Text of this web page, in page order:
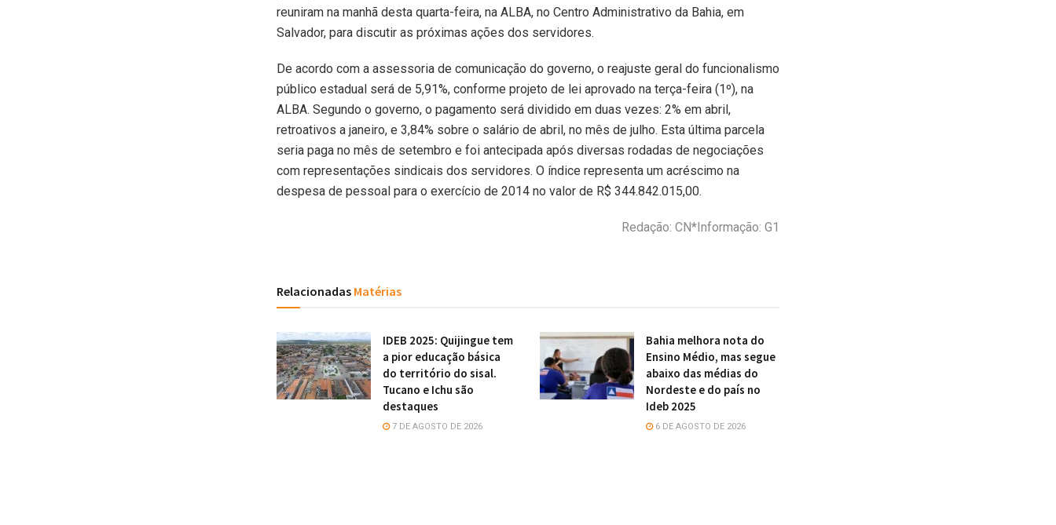
reuniram na manhã desta quarta-feira, na ALBA, no Centro Administrativo da Bahia, em
Salvador, para discutir as próximas ações dos servidores.
De acordo com a assessoria de comunicação do governo, o reajuste geral do funcionalismo
público estadual será de 5,91%, conforme projeto de lei aprovado na terça-feira (1º), na
ALBA. Segundo o governo, o pagamento será dividido em duas vezes: 2% em abril,
retroativos a janeiro, e 3,84% sobre o salário de abril, no mês de julho. Esta última parcela
seria paga no mês de setembro e foi antecipada após diversas rodadas de negociações
com representações sindicais dos servidores. O índice representa um acréscimo na
despesa de pessoal para o exercício de 2014 no valor de R$ 344.842.015,00.
Redação: CN*Informação: G1
Relacionadas Matérias
IDEB 2025: Quijingue tem
a pior educação básica
do território do sisal.
Tucano e Ichu são
destaques
7 DE AGOSTO DE 2026
Bahia melhora nota do
Ensino Médio, mas segue
abaixo das médias do
Nordeste e do país no
Ideb 2025
6 DE AGOSTO DE 2026